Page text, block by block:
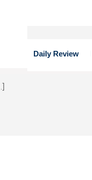
Daily Review